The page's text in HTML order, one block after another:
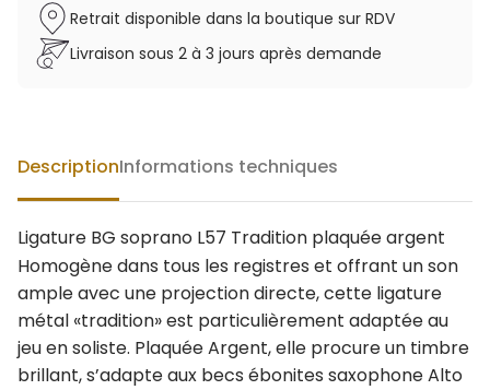
Retrait disponible dans la boutique sur RDV
Livraison sous 2 à 3 jours après demande
DescriptionInformations techniques
Ligature BG soprano L57 Tradition plaquée argent
Homogène dans tous les registres et offrant un son
ample avec une projection directe, cette ligature
métal «tradition» est particulièrement adaptée au
jeu en soliste. Plaquée Argent, elle procure un timbre
brillant, s’adapte aux becs ébonites saxophone Alto